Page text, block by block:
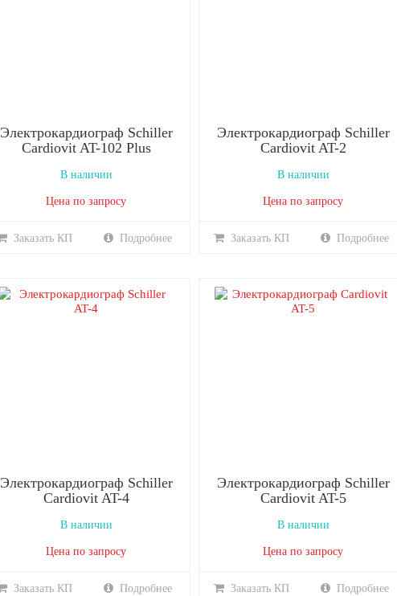
Электрокардиограф Schiller
Cardiovit AT-102 Plus
В наличии
Цена по запросу
Заказать КП Подробнее
Электрокардиограф Schiller
Cardiovit AT-2
В наличии
Цена по запросу
Заказать КП Подробнее
Электрокардиограф Schiller
Cardiovit AT-4
В наличии
Цена по запросу
Заказать КП Подробнее
Электрокардиограф Schiller
Cardiovit AT-5
В наличии
Цена по запросу
Заказать КП Подробнее